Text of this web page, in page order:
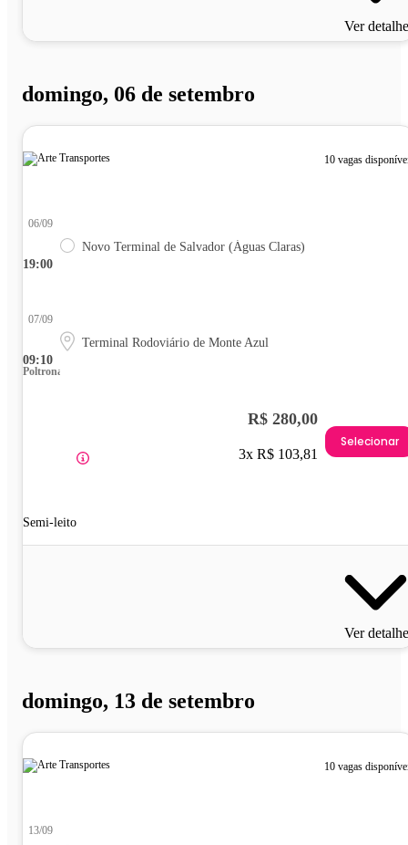
Ver
domingo, 06 de setembro
10 vagas
19:00
06/09
Novo Terminal de Salvador (Águas Claras)
09:10
07/09
Terminal Rodoviário de Monte Azul
Poltrona
Semi-leito
R$ 280,00
3x R$ 103,81
Selecionar
Ver
domingo, 13 de setembro
10 vagas
13/09